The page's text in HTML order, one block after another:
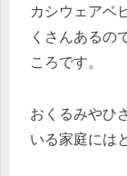
カシウェアベ
くさんあるの
ころです。
おくるみやひ
いる家庭には